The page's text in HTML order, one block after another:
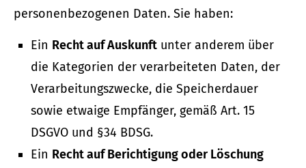
personenbezogenen Daten. Sie haben:
Ein Recht auf Auskunft unter anderem über
die Kategorien der verarbeiteten Daten, der
Verarbeitungszwecke, die Speicherdauer
sowie etwaige Empfänger, gemäß Art. 15
DSGVO und §34 BDSG.
Ein Recht auf Berichtigung oder Löschung